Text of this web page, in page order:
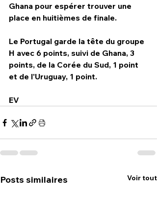
Ghana pour espérer trouver une
place en huitièmes de finale.
Le Portugal garde la tête du groupe
H avec 6 points, suivi de Ghana, 3
points, de la Corée du Sud, 1 point
et de l'Uruguay, 1 point.
EV
Posts similaires Voir tout